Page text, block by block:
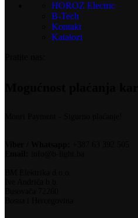
HOROZ Electric
B-Tech
Kontakt
Katalozi